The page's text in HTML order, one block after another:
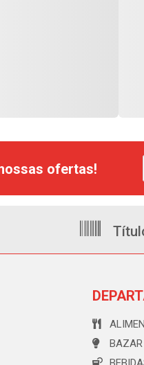
ofertas!
BAZAR